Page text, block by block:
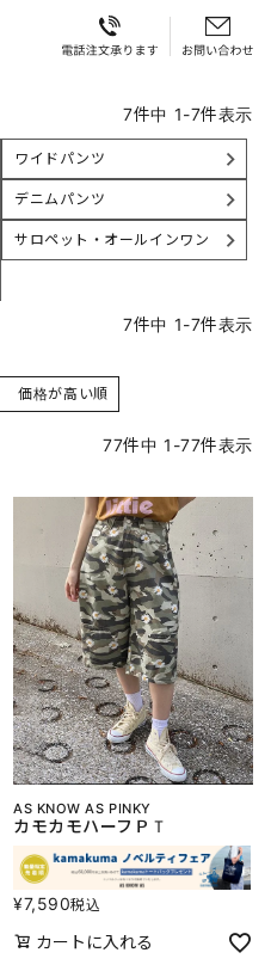
7件中 1-7件表示
ワイドパンツ
デニムパンツ
サロペット・オールインワン
7件中 1-7件表示
価格が高い順
77件中 1 -77件表示
AS KNOW AS PINKY
カモカモハーフＰＴ
¥7,590税込
カートに入れる